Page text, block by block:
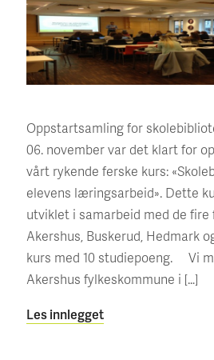
Oppstartsamling for
06. november var det klart for
vårt rykende ferske kurs:
elevens læringsarbeid». Dette
utviklet i samarbeid med de fire
Akershus, Buskerud, Hedmark
kurs med 10 studiepoeng. Vi
Akershus fylkeskommune i […]
Les innlegget